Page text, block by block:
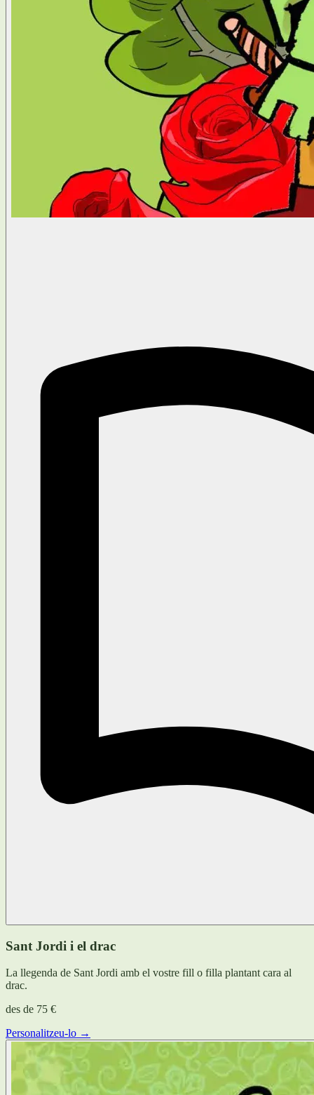
Sant Jordi i el drac
La llegenda de Sant Jordi amb el vostre fill o filla plantant cara al
drac.
des de 75 €
Personalitzeu-lo →